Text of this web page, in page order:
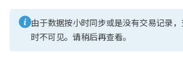
由于数据按小时同步或是没有交易记录
时不可见。请稍后再查看。